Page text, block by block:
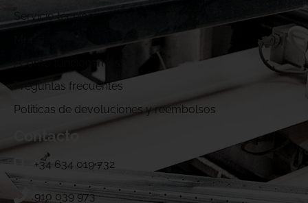
Servicio técnico
¿Cómo funcionamos?
Preguntas frecuentes
Politicas de devoluciones y reembolsos
Contacto
+34 634 019 732
910 039 973